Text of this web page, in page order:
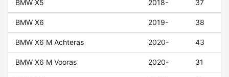
BMW X5 2018- 37
BMW X6 2019- 38
BMW X6 M Achteras 2020- 43
BMW X6 M Vooras 2020- 31